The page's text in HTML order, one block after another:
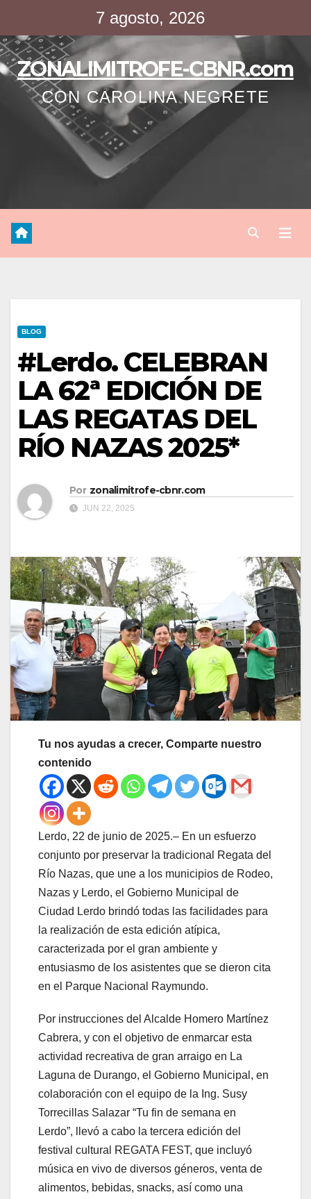
contenido
7 agosto, 2026
ZONALIMITROFE-CBNR.com
CON CAROLINA NEGRETE
BLOG
#Lerdo. CELEBRAN
LA 62ª EDICIÓN DE
LAS REGATAS DEL
RÍO NAZAS 2025*
Por zonalimitrofe-cbnr.com
JUN 22, 2025
Tu nos ayudas a crecer, Comparte nuestro
contenido
Lerdo, 22 de junio de 2025.– En un esfuerzo
conjunto por preservar la tradicional Regata del
Río Nazas, que une a los municipios de Rodeo,
Nazas y Lerdo, el Gobierno Municipal de
Ciudad Lerdo brindó todas las facilidades para
la realización de esta edición atípica,
caracterizada por el gran ambiente y
entusiasmo de los asistentes que se dieron cita
en el Parque Nacional Raymundo.
Por instrucciones del Alcalde Homero Martínez
Cabrera, y con el objetivo de enmarcar esta
actividad recreativa de gran arraigo en La
Laguna de Durango, el Gobierno Municipal, en
colaboración con el equipo de la Ing. Susy
Torrecillas Salazar “Tu fin de semana en
Lerdo”, llevó a cabo la tercera edición del
festival cultural REGATA FEST, que incluyó
música en vivo de diversos géneros, venta de
alimentos, bebidas, snacks, así como una